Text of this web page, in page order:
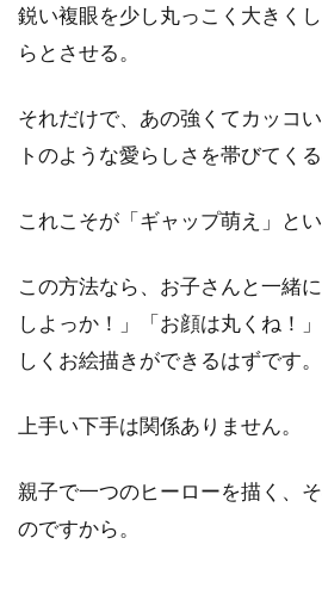
鋭い複眼を少し丸っこく大きく
らとさせる。
それだけで、あの強くてカッコ
トのような愛らしさを帯びてくる
これこそが「ギャップ萌え」と
この方法なら、お子さんと一緒
しよっか！」「お顔は丸くね！
しくお絵描きができるはずです。
上手い下手は関係ありません。
親子で一つのヒーローを描く、
のですから。